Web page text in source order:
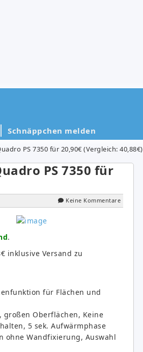
Schnäppchen melden
PS 7350 für 20,90€ (Vergleich: 40,88€)
PS 7350 für
Keine Kommentare
.
inklusive Versand zu
für Flächen und
großen Oberflächen, Keine
5 sek. Aufwärmphase
ohne Wandfixierung, Auswahl